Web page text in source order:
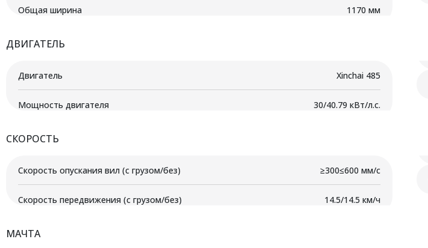
Общая ширина 1170 мм
ДВИГАТЕЛЬ
Двигатель Xinchai 485
Мощность двигателя 30/40.79 кВт/л.с.
СКОРОСТЬ
Скорость опускания вил (с грузом/без) ≥300≤600 мм/с
Скорость передвижения (с грузом/без) 14.5/14.5 км/ч
МАЧТА